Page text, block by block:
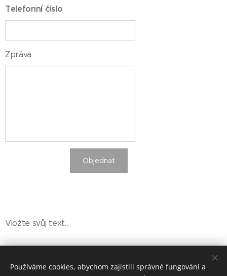
Telefonní číslo
Zpráva
Objednat
Vložte svůj text...
Hradní Spolek, Vranovská 19, Brno 614 00, +420 602 736 953
Používáme cookies, abychom zajistili správné fungování a